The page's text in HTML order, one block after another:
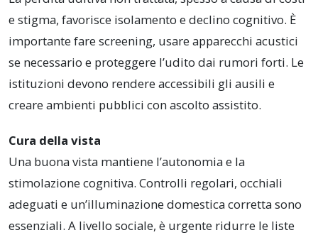
e stigma, favorisce isolamento e declino cognitivo. È
importante fare screening, usare apparecchi acustici
se necessario e proteggere l’udito dai rumori forti. Le
istituzioni devono rendere accessibili gli ausili e
creare ambienti pubblici con ascolto assistito.
Cura della vista
Una buona vista mantiene l’autonomia e la
stimolazione cognitiva. Controlli regolari, occhiali
adeguati e un’illuminazione domestica corretta sono
essenziali. A livello sociale, è urgente ridurre le liste